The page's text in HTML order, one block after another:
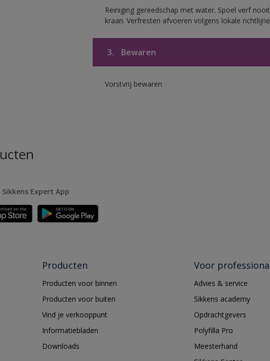
Reiniging gereedschap met water. Spoel verf
kraan. Verfresten afvoeren volgens lokale
3. Bewaren
Vorstvrij bewaren
Sikkens Expert App
Producten
Producten voor binnen
Producten voor buiten
Vind je verkooppunt
Informatiebladen
Downloads
Voor
Advies & service
Sikkens academy
Opdrachtgevers
Polyfilla Pro
Meesterhand